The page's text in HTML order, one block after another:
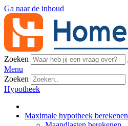
Ga naar de inhoud
Zoeken
Menu
Zoeken
Hypotheek
Maximale hypotheek berekenen